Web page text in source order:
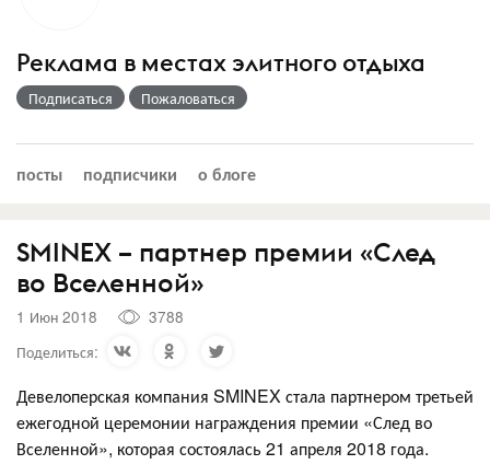
Реклама в местах элитного отдыха
Подписаться Пожаловаться
посты подписчики о блоге
SMINEX – партнер премии «След
во Вселенной»
1 Июн 2018
3788
Поделиться:
Девелоперская компания SMINEX стала партнером третьей
ежегодной церемонии награждения премии «След во
Вселенной», которая состоялась 21 апреля 2018 года.